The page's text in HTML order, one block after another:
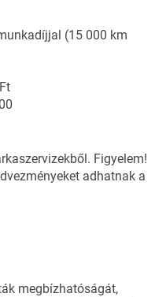
(15 000 km
Figyelem!
adhatnak a
megbízhatóságát,